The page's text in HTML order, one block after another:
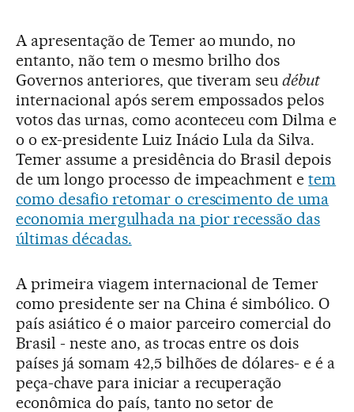
A apresentação de Temer ao mundo, no
entanto, não tem o mesmo brilho dos
Governos anteriores, que tiveram seudébut
internacional após serem empossados pelos
votos das urnas, como aconteceu com Dilma e
o o ex-presidente Luiz Inácio Lula da Silva.
Temer assume a presidência do Brasil depois
de um longo processo de impeachment etem
como desafio retomar o crescimento de uma
economia mergulhada na pior recessão das
últimas décadas.
A primeira viagem internacional de Temer
como presidente ser na China é simbólico. O
país asiático é o maior parceiro comercial do
Brasil - neste ano, as trocas entre os dois
países já somam 42,5 bilhões de dólares- e é a
peça-chave para iniciar a recuperação
econômica do país, tanto no setor de